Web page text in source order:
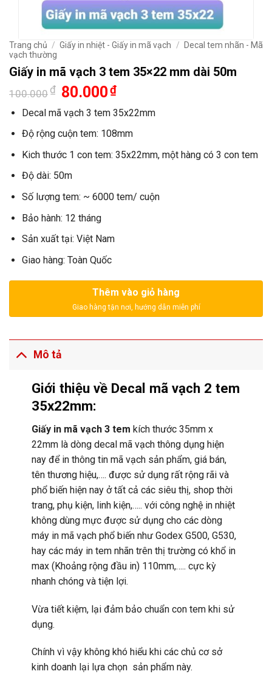
Trang chủ / Giấy in nhiệt - Giấy in mã vạch /
Decal tem nhãn - Mã
vạch thường
Giấy in mã vạch 3 tem 35×22 mm dài 50m
100.000 ₫ Giá
gốc
là:
100.000₫.
80.000₫Giá
tại
là:
80.000₫.
Decal mã vạch 3 tem 35x22mm
Độ rộng cuộn tem: 108mm
Kich thước 1 con tem: 35x22mm, một hàng có 3 con tem
Độ dài: 50m
Số lượng tem: ~ 6000 tem/ cuộn
Bảo hành: 12 tháng
Sản xuất tại: Việt Nam
Giao hàng: Toàn Quốc
Thêm vào giỏ hàng
Mô tả
Giới thiệu về Decal mã vạch 2 tem
35x22mm:
Giấy in mã vạch 3 tem kích thước 35mm x
22mm là dòng decal mã vạch thông dụng hiện
nay để in thông tin mã vạch sản phẩm, giá bán,
tên thương hiệu,…. được sử dụng rất rộng rãi và
phổ biến hiện nay ở tất cả các siêu thị, shop thời
trang, phụ kiện, linh kiện,….. với công nghệ in nhiệt
không dùng mực được sử dụng cho các dòng
máy in mã vạch phổ biến như Godex G500, G530,
hay các máy in tem nhãn trên thị trường có khổ in
max (Khoảng rộng đầu in) 110mm,….. cực kỳ
nhanh chóng và tiện lợi.
Vừa tiết kiệm, lại đảm bảo chuẩn con tem khi sử
dụng.
Chính vì vậy không khó hiểu khi các chủ cơ sở
kinh doanh lại lựa chọn sản phẩm này.